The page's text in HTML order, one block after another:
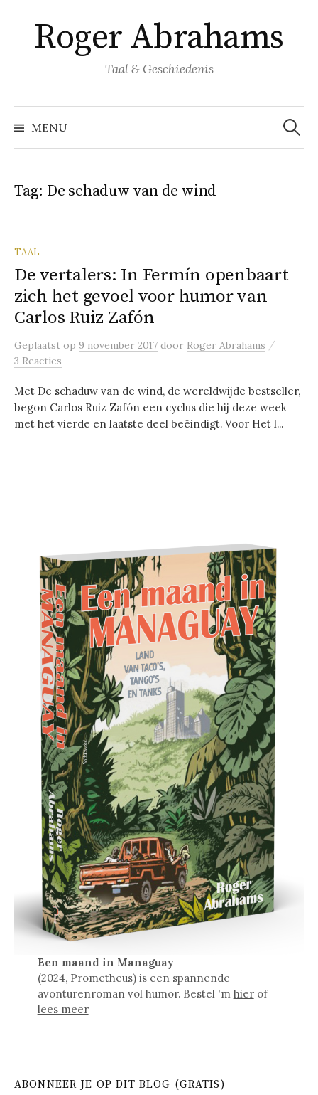
inhoud
springen
Roger Abrahams
Taal & Geschiedenis
MENU
Zoeken
naar:
Tag: De schaduw van de wind
TAAL
De vertalers: In Fermín openbaart
zich het gevoel voor humor van
Carlos Ruiz Zafón
Geplaatst op 9 november 2017 door Roger Abrahams /
3 Reacties
Met De schaduw van de wind, de wereldwijde bestseller,
begon Carlos Ruiz Zafón een cyclus die hij deze week
met het vierde en laatste deel beëindigt. Voor Het l...
Een maand in Managuay
(2024, Prometheus) is een spannende
avonturenroman vol humor. Bestel 'm hierof
lees meer
ABONNEER JE OP DIT BLOG (GRATIS)